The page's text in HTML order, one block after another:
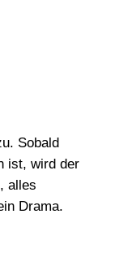
Sobald
ist, wird der
alles
Drama.